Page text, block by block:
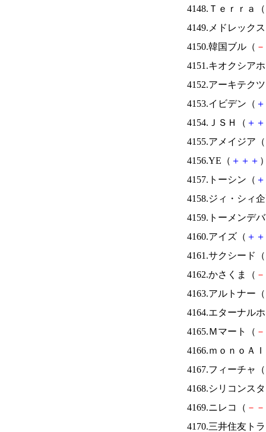
4148.Ｔｅｒｒａ（
4149.メドレック
4150.韓国ブル（ －
4151.キオクシア
4152.アーキテク
4153.イビデン（ ＋
4154.ＪＳＨ（ ＋ ＋
4155.アメイジア（
4156.YE（ ＋ ＋ ＋
4157.トーシン（ ＋
4158.ジィ・シィ
4159.トーメンデ
4160.アイズ（ ＋ ＋
4161.サクシード（
4162.かさくま（ －
4163.アルトナー（
4164.エターナル
4165.Ｍマート（ －
4166.ｍｏｎｏＡ
4167.フィーチャ（
4168.シリコンス
4169.ニレコ（ － －
4170.三井住友ト